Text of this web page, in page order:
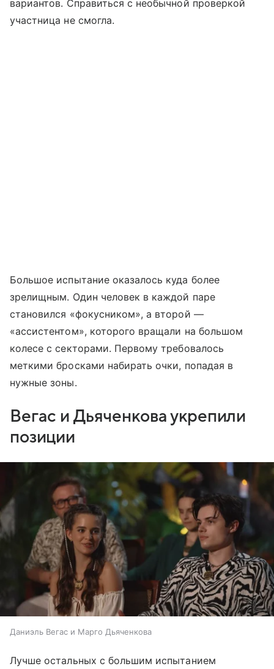
вариантов. Справиться с необычной проверкой
участница не смогла.
Большое испытание оказалось куда более
зрелищным. Один человек в каждой паре
становился «фокусником», а второй —
«ассистентом», которого вращали на большом
колесе с секторами. Первому требовалось
меткими бросками набирать очки, попадая в
нужные зоны.
Вегас и Дьяченкова укрепили
позиции
Даниэль Вегас и Марго Дьяченкова
Лучше остальных с большим испытанием